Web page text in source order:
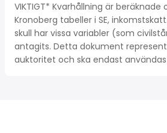
VIKTIGT* Kvarhållning är beräknade
Kronoberg tabeller i SE,
skull har vissa variabler (som
antagits. Detta dokument
auktoritet och ska endast